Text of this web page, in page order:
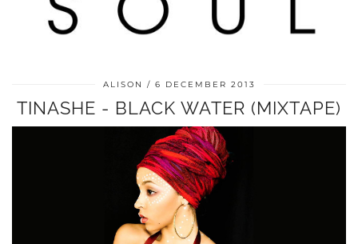
ALISON 6 DECEMBER 2013
TINASHE - BLACK WATER (MIXTAPE)